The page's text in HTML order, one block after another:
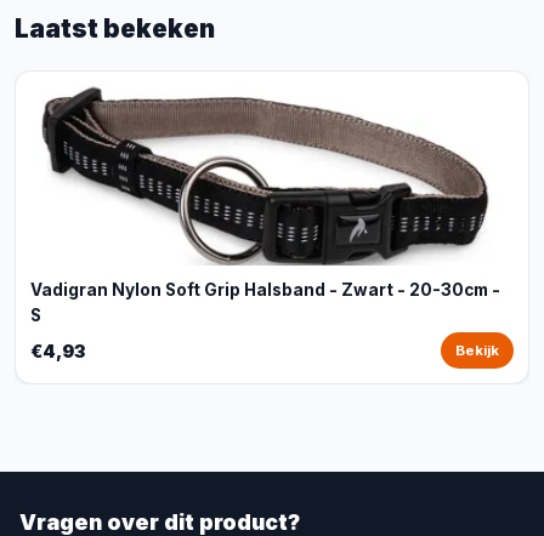
Laatst bekeken
Vadigran Nylon Soft Grip Halsband - Zwart - 20-30cm -
S
€4,93 Bekijk
Vragen over dit product?